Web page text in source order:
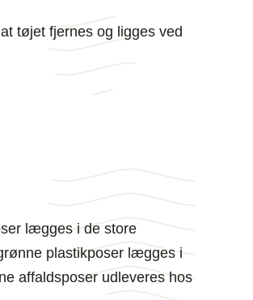
tøjet fjernes og ligges ved
lægges i de store
plastikposer lægges i
affaldsposer udleveres hos